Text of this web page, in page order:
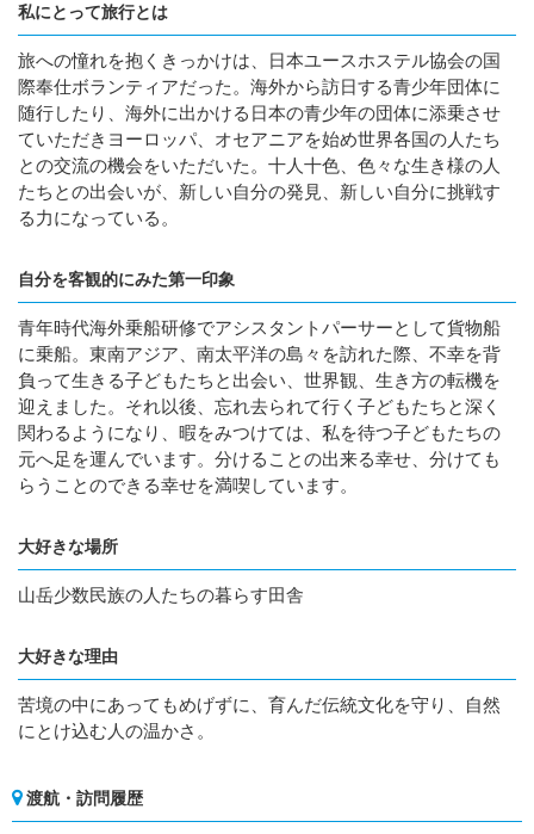
私にとって旅行とは
旅への憧れを抱くきっかけは、日本ユースホステル協会の国
際奉仕ボランティアだった。海外から訪日する青少年団体に
随行したり、海外に出かける日本の青少年の団体に添乗させ
ていただきヨーロッパ、オセアニアを始め世界各国の人たち
との交流の機会をいただいた。十人十色、色々な生き様の人
たちとの出会いが、新しい自分の発見、新しい自分に挑戦す
る力になっている。
自分を客観的にみた第一印象
青年時代海外乗船研修でアシスタントパーサーとして貨物船
に乗船。東南アジア、南太平洋の島々を訪れた際、不幸を背
負って生きる子どもたちと出会い、世界観、生き方の転機を
迎えました。それ以後、忘れ去られて行く子どもたちと深く
関わるようになり、暇をみつけては、私を待つ子どもたちの
元へ足を運んでいます。分けることの出来る幸せ、分けても
らうことのできる幸せを満喫しています。
大好きな場所
山岳少数民族の人たちの暮らす田舎
大好きな理由
苦境の中にあってもめげずに、育んだ伝統文化を守り、自然
にとけ込む人の温かさ。
渡航・訪問履歴